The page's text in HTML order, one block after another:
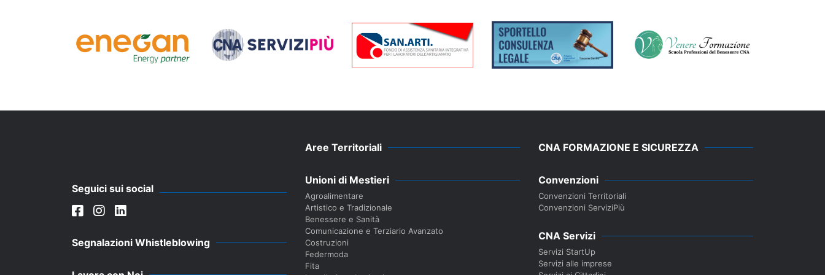
Seguici sui social
Segnalazioni Whistleblowing
Aree Territoriali
Unioni di Mestieri
Agroalimentare
Artistico e Tradizionale
Benessere e Sanità
Comunicazione e Terziario Avanzato
Costruzioni
Federmoda
Fita
CNA FORMAZIONE E SICUREZZA
Convenzioni
Convenzioni Territoriali
Convenzioni ServiziPiù
CNA Servizi
Servizi StartUp
Servizi alle imprese